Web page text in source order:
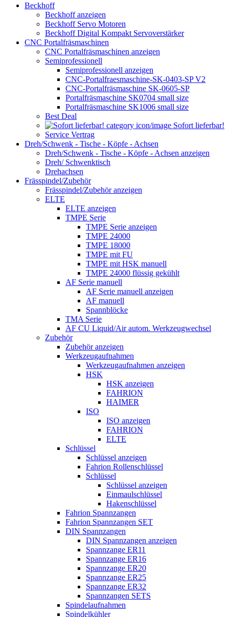
Beckhoff
Beckhoff anzeigen
Beckhoff Servo Motoren
Beckhoff Digital Kompakt Servoverstärker
CNC Portalfräsmaschinen
CNC Portalfräsmaschinen anzeigen
Semiprofessionell
Semiprofessionell anzeigen
CNC-Portalfraesmaschine-SK-0403-SP V2
CNC-Portalfräsmaschine SK-0605-SP
Portalfräsmaschine SK0704 small size
Portalfräsmaschine SK1006 small size
Best Deal
Sofort lieferbar!
Service Vertrag
Dreh/Schwenk - Tische - Köpfe - Achsen
Dreh/Schwenk - Tische - Köpfe - Achsen anzeigen
Dreh/ Schwenktisch
Drehachsen
Frässpindel/Zubehör
Frässpindel/Zubehör anzeigen
ELTE
ELTE anzeigen
TMPE Serie
TMPE Serie anzeigen
TMPE 24000
TMPE 18000
TMPE mit FU
TMPE mit HSK manuell
TMPE 24000 flüssig gekühlt
AF Serie manuell
AF Serie manuell anzeigen
AF manuell
Spannblöcke
TMA Serie
AF CU Liquid/Air autom. Werkzeugwechsel
Zubehör
Zubehör anzeigen
Werkzeugaufnahmen
Werkzeugaufnahmen anzeigen
HSK
HSK anzeigen
FAHRION
HAIMER
ISO
ISO anzeigen
FAHRION
ELTE
Schlüssel
Schlüssel anzeigen
Fahrion Rollenschlüssel
Schlüssel
Schlüssel anzeigen
Einmaulschlüssel
Hakenschlüssel
Fahrion Spannzangen
Fahrion Spannzangen SET
DIN Spannzangen
DIN Spannzangen anzeigen
Spannzange ER11
Spannzange ER16
Spannzange ER20
Spannzange ER25
Spannzange ER32
Spannzangen SETS
Spindelaufnahmen
Spindelkühler